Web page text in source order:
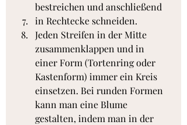
bestreichen und anschließend
in Rechtecke schneiden.
Jeden Streifen in der Mitte
zusammenklappen und in
einer Form (Tortenring oder
Kastenform) immer ein Kreis
einsetzen. Bei runden Formen
kann man eine Blume
gestalten, indem man in der